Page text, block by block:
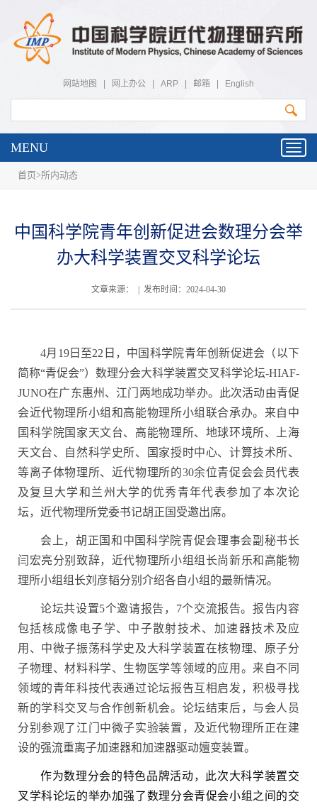
网站地图 网上办公 ARP 邮箱 English
MENU
首页>所内动态
中国科学院青年创新促进会数理分会举
办大科学装置交叉科学论坛
文章来源： | 发布时间：2024-04-30
4月 19日至22 日，中国科学院青年创新促进会（以下
简称“青促会”）数理分会大科学装置交叉科学论坛-HIAF-
JUNO在广东惠州、江门两地成功举办。此次活动由青促
会近代物理所小组和高能物理所小组联合承办。来自中
国科学院国家天文台、高能物理所、地球环境所、上海
天文台、自然科学史所、国家授时中心、计算技术所、
等离子体物理所、近代物理所的30余位青促会会员代表
及复旦大学和兰州大学的优秀青年代表参加了本次论
坛，近代物理所党委书记胡正国受邀出席。
会上，胡正国和中国科学院青促会理事会副秘书长
闫宏亮分别致辞，近代物理所小组组长尚新乐和高能物
理所小组组长刘彦韬分别介绍各自小组的最新情况。
论坛共设置5个邀请报告， 7个交流报告。报告内容
包括核成像电子学、中子散射技术、加速器技术及应
用、中微子振荡科学史及大科学装置在核物理、原子分
子物理、材料科学、生物医学等领域的应用。来自不同
领域的青年科技代表通过论坛报告互相启发，积极寻找
新的学科交叉与合作创新机会。论坛结束后，与会人员
分别参观了江门中微子实验装置，及近代物理所正在建
设的强流重离子加速器和加速器驱动嬗变装置。
作为数理分会的特色品牌活动，此次大科学装置交
叉学科论坛的举办加强了数理分会青促会小组之间的交